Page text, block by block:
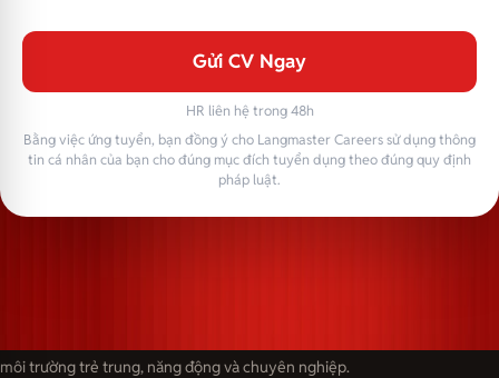
Gửi CV Ngay
HR liên hệ trong 48h
Bằng việc ứng tuyển, bạn đồng ý cho Langmaster Careers sử dụng thông
tin cá nhân của bạn cho đúng mục đích tuyển dụng theo đúng quy định
pháp luật.
môi trường trẻ trung, năng động và chuyên nghiệp.